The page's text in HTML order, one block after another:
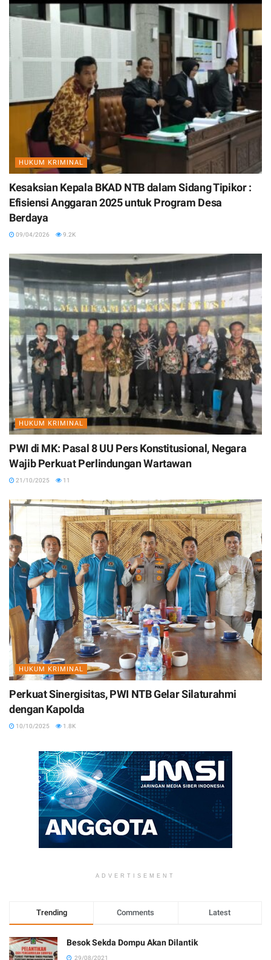
HUKUM KRIMINAL
Kesaksian Kepala BKAD NTB dalam Sidang Tipikor :
Efisiensi Anggaran 2025 untuk Program Desa
Berdaya
09/04/2026 9.2K
HUKUM KRIMINAL
PWI di MK: Pasal 8 UU Pers Konstitusional, Negara
Wajib Perkuat Perlindungan Wartawan
21/10/2025 11
HUKUM KRIMINAL
Perkuat Sinergisitas, PWI NTB Gelar Silaturahmi
dengan Kapolda
10/10/2025 1.8K
ADVERTISEMENT
Trending Comments Latest
Besok Sekda Dompu Akan Dilantik
29/08/2021